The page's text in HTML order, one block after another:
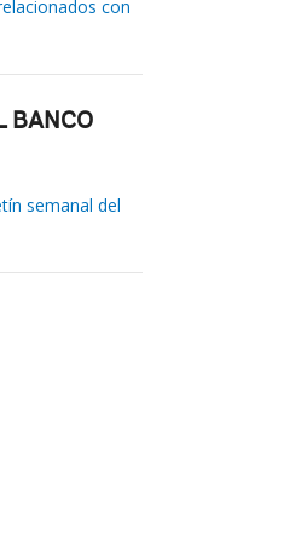
con
BANCO
semanal del